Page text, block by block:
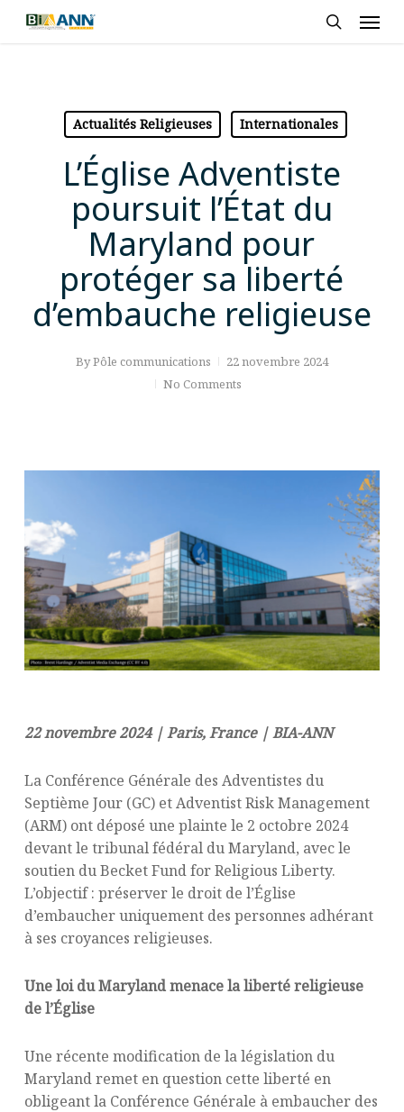
Skip
Actualités Religieuses Internationales
L’Église Adventiste
poursuit l’État du
Maryland pour
protéger sa liberté
d’embauche religieuse
ByPôle communications
22 novembre 2024
No Comments
22 novembre 2024 | Paris, France | BIA-ANN
La Conférence Générale des Adventistes du
Septième Jour (GC) et Adventist Risk Management
(ARM) ont déposé une plainte le 2 octobre 2024
devant le tribunal fédéral du Maryland, avec le
soutien du Becket Fund for Religious Liberty.
L’objectif : préserver le droit de l’Église
d’embaucher uniquement des personnes adhérant
à ses croyances religieuses.
Une loi du Maryland menace la liberté religieuse
de l’Église
Une récente modification de la législation du
Maryland remet en question cette liberté en
obligeant la Conférence Générale à embaucher des